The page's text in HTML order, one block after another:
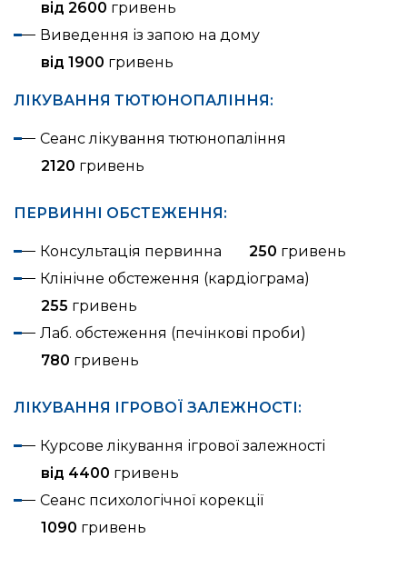
від 2600 гривень
Виведення із запою на дому
від 1900 гривень
ЛІКУВАННЯ ТЮТЮНОПАЛІННЯ:
Сеанс лікування тютюнопаління
2120 гривень
ПЕРВИННІ ОБСТЕЖЕННЯ:
Консультація первинна 250 гривень
Клінічне обстеження (кардіограма)
255 гривень
Лаб. обстеження (печінкові проби)
780 гривень
ЛІКУВАННЯ ІГРОВОЇ ЗАЛЕЖНОСТІ:
Курсове лікування ігрової залежності
від 4400 гривень
Сеанс психологічної корекції
1090 гривень